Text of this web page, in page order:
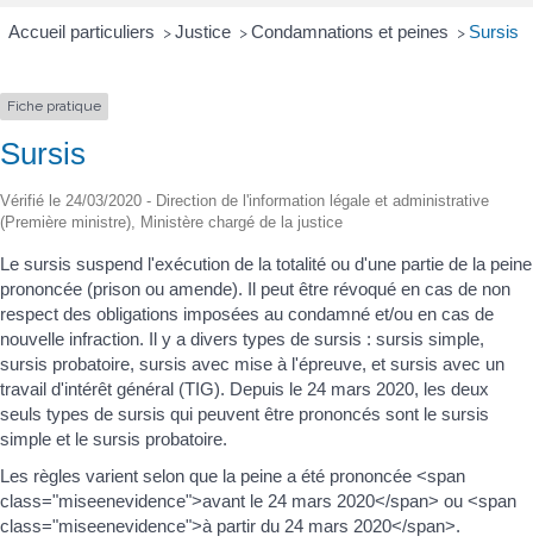
Accueil particuliers > Justice > Condamnations et peines > Sursis
Fiche pratique
Sursis
Vérifié le 24/03/2020 - Direction de l'information légale et administrative
(Première ministre), Ministère chargé de la justice
Le sursis suspend l'exécution de la totalité ou d'une partie de la peine
prononcée (prison ou amende). Il peut être révoqué en cas de non
respect des obligations imposées au condamné et/ou en cas de
nouvelle infraction. Il y a divers types de sursis : sursis simple,
sursis probatoire, sursis avec mise à l'épreuve, et sursis avec un
travail d'intérêt général (TIG). Depuis le 24 mars 2020, les deux
seuls types de sursis qui peuvent être prononcés sont le sursis
simple et le sursis probatoire.
Les règles varient selon que la peine a été prononcée <span
class="miseenevidence">avant le 24 mars 2020</span> ou <span
class="miseenevidence">à partir du 24 mars 2020</span>.